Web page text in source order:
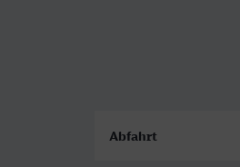
Abfahrt